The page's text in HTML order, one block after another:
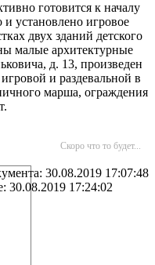
готовится к началу
и установлено игровое
двух зданий детского
малые архитектурные
д. 13, произведен
и раздевальной в
марша, ограждения
Скоро что то будет...
30.08.2019 17:07:48
30.08.2019 17:24:02